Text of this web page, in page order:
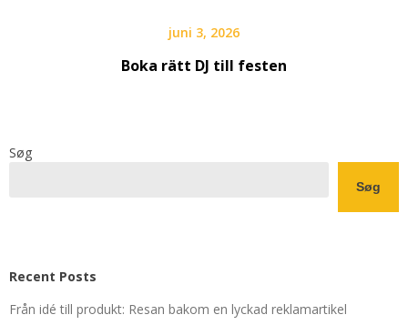
juni 3, 2026
Boka rätt DJ till festen
Søg
Søg
Recent Posts
Från idé till produkt: Resan bakom en lyckad reklamartikel